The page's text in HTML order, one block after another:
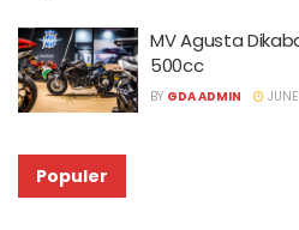
MV Agusta
500cc
BY GDA ADMIN
Populer